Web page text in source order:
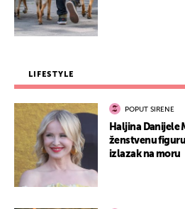
LIFESTYLE
POPUT SIRENE
Haljina Danijele
ženstvenu
izlazak na moru